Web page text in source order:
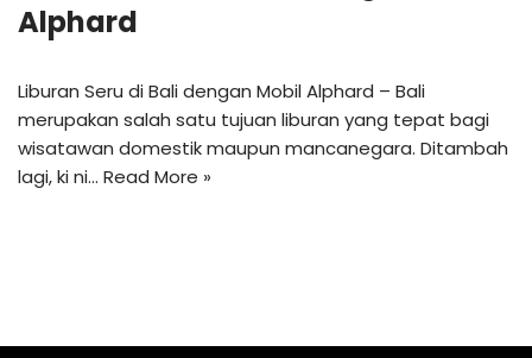
Alphard
Liburan Seru di Bali dengan Mobil Alphard – Bali
merupakan salah satu tujuan liburan yang tepat bagi
wisatawan domestik maupun mancanegara. Ditambah
lagi, ki ni… Read More »